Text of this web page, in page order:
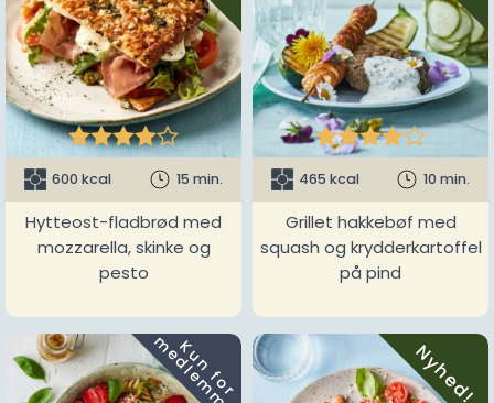

600 kcal 15 min.
Hytteost-fladbrød med
mozzarella, skinke og
pesto

465 kcal 10 min.
Grillet hakkebøf med
squash og krydderkartoffel
på pind
K
u
n
f
o
r
m
e
d
l
e
m
m
e
r Nyhed!